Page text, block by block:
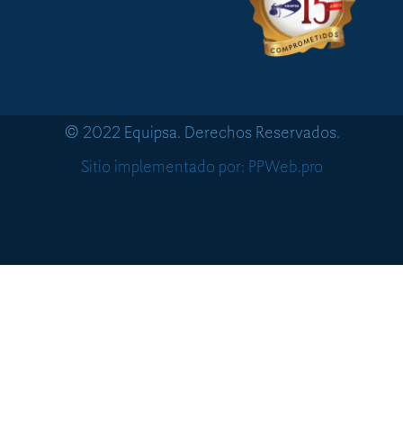
© 2022 Equipsa. Derechos Reservados.
Sitio implementado por: PPWeb.pro